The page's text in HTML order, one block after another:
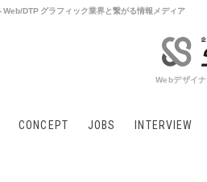
Web/DTP グラフィック業界と繋がる情報メディア
Webデザイ
CONCEPT JOBS INTERVIEW